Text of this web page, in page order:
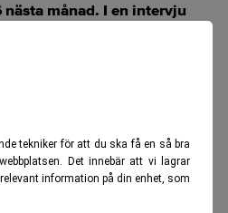
tekniker för att du ska få en så bra
Det innebär att vi lagrar
information på din enhet, som
månad. I en intervju
resultat av tillfälligheter.